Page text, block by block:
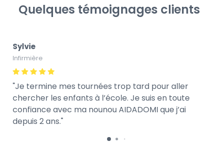
Quelques témoignages clients
Sylvie
Infirmière
Je termine mes tournées trop tard pour aller
chercher les enfants à l’école. Je suis en toute
confiance avec ma nounou AIDADOMI que j’ai
depuis 2 ans.